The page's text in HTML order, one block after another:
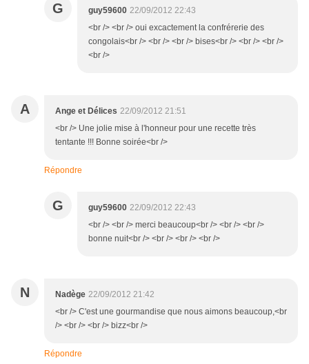
G guy59600 22/09/2012 22:43
<br /> <br /> oui excactement la confrérerie des
congolais<br /> <br /> <br /> bises<br /> <br /> <br />
<br />
A Ange et Délices 22/09/2012 21:51
<br /> Une jolie mise à l'honneur pour une recette très
tentante !!! Bonne soirée<br />
Répondre
G guy59600 22/09/2012 22:43
<br /> <br /> merci beaucoup<br /> <br /> <br />
bonne nuit<br /> <br /> <br /> <br />
N Nadège 22/09/2012 21:42
<br /> C'est une gourmandise que nous aimons beaucoup,<br
/> <br /> <br /> bizz<br />
Répondre